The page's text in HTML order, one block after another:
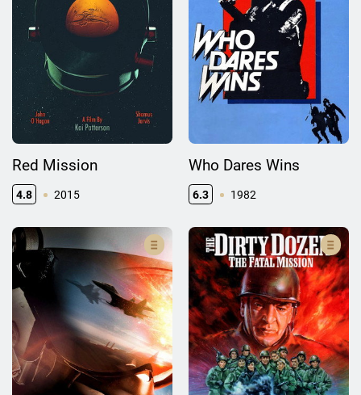
Red Mission
4.8 2015
Who Dares Wins
6.3 1982